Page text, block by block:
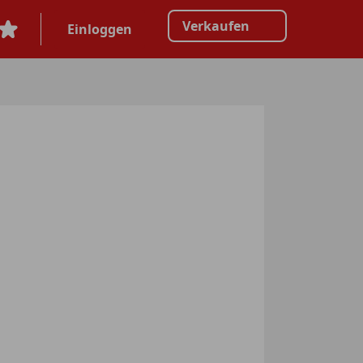
Einloggen Verkaufen